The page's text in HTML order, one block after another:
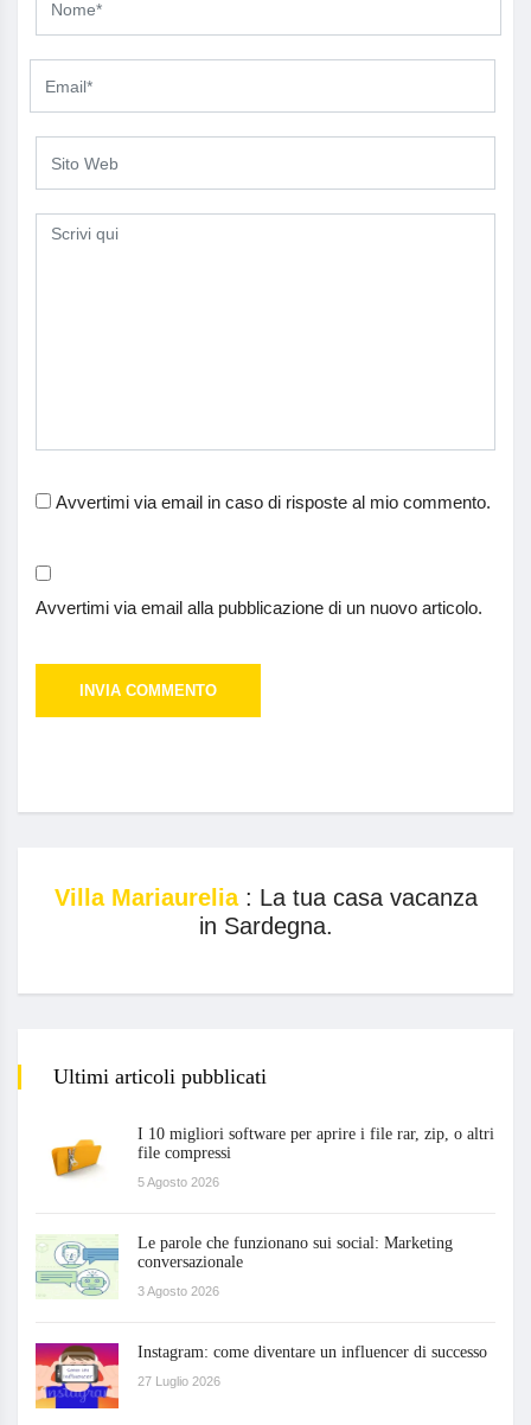
Avvertimi via email in caso di risposte al mio commento.
Avvertimi via email alla pubblicazione di un nuovo articolo.
Villa Mariaurelia : La tua casa vacanza
in Sardegna.
Ultimi articoli pubblicati
I 10 migliori software per aprire i file rar, zip, o altri
file compressi
5 Agosto 2026
Le parole che funzionano sui social: Marketing
conversazionale
3 Agosto 2026
Instagram: come diventare un influencer di successo
27 Luglio 2026